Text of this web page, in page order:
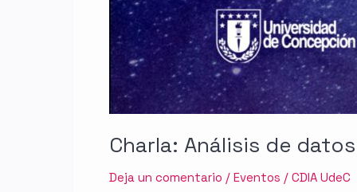
Charla: Análisis de
Deja un comentario / Eventos / CDIA UdeC